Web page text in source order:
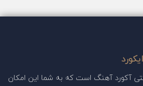
آکورد آهنگ است که به شما این امکان